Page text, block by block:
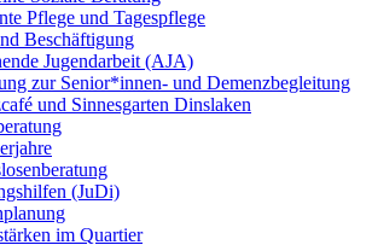
Pflege und Tagespflege
Beschäftigung
Jugendarbeit (AJA)
zur Senior*innen- und Demenzbegleitung
und Sinnesgarten Dinslaken
(JuDi)
im Quartier